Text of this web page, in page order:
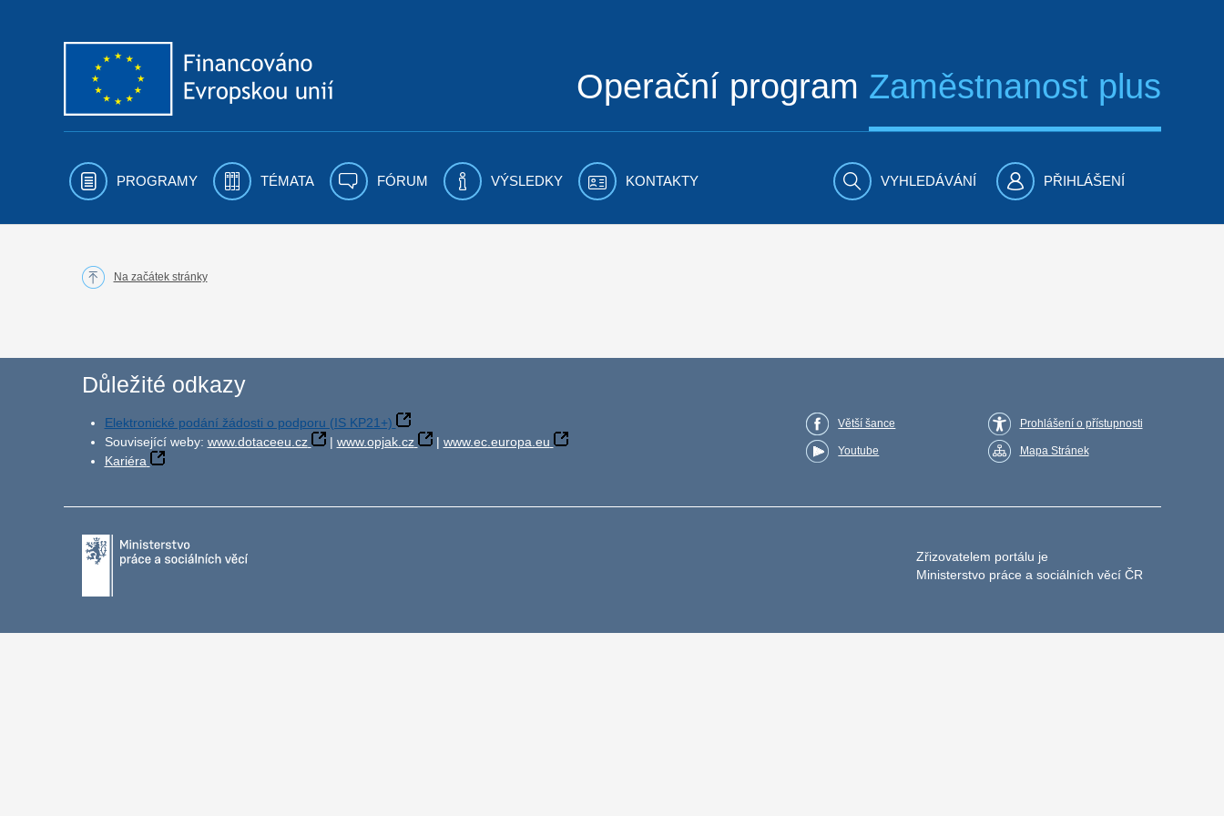
Operační program Zaměstnanost plus
PROGRAMY TÉMATA FÓRUM VÝSLEDKY KONTAKTY VYHLEDÁVÁNÍ PŘIHLÁŠENÍ
Na začátek stránky
Důležité odkazy
Elektronické podání žádosti o podporu (IS KP21+)
Související weby: www.dotaceeu.cz | www.opjak.cz | www.ec.europa.eu
Kariéra
Větší šance
Youtube
Prohlášení o přístupnosti
Mapa Stránek
Zřizovatelem portálu je
Ministerstvo práce a sociálních věcí ČR